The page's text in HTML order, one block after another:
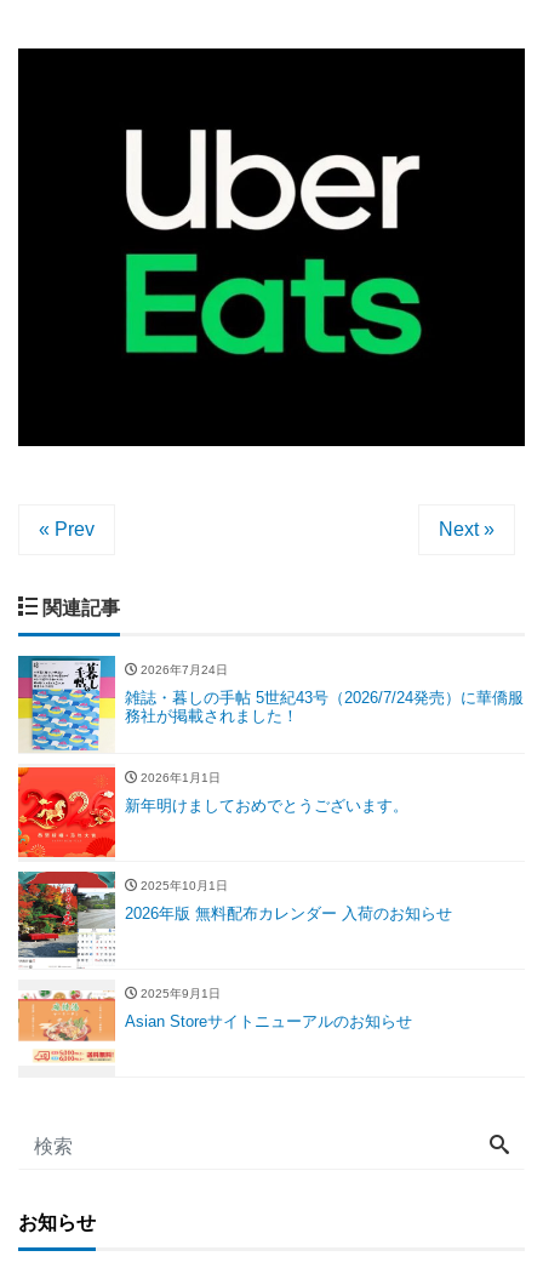
« Prev Next »
関連記事
2026年7月24日
雑誌・暮しの手帖 5世紀43号（2026/7/24発売）に華僑服
務社が掲載されました！
2026年1月1日
新年明けましておめでとうございます。
2025年10月1日
2026年版 無料配布カレンダー 入荷のお知らせ
2025年9月1日
Asian Storeサイトニューアルのお知らせ
お知らせ